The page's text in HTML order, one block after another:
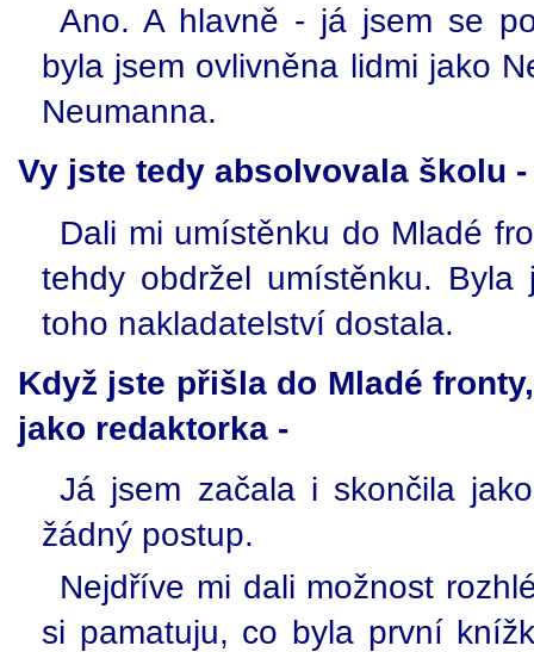
Ano. A hlavně - já jsem se
byla jsem ovlivněna lidmi jako
Neumanna.
Vy jste tedy absolvovala školu -
Dali mi umístěnku do Mladé
tehdy obdržel umístěnku.
toho nakladatelství dostala.
Když jste přišla do Mladé
jako redaktorka -
Já jsem začala i skončila
žádný postup.
Nejdříve mi dali možnost
si pamatuju, co byla první